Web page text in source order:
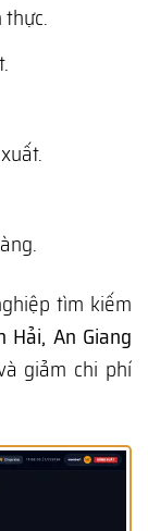
tìm kiếm
An Giang
giảm chi phí